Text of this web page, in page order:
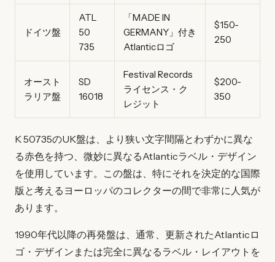
ドイツ盤
ATL
50
735
「MADE IN
GERMANY」付き
Atlanticロゴ
$150-
250
オースト
ラリア盤
SD
16018
Festival Records
ライセンス・ク
レジット
$200-
350
K 50735のUK盤は、より狭い文字間隔とわずかに異な
る赤色を持つ、微妙に異なるAtlanticラベル・デザイン
を使用しています。この盤は、特にそれを決定的な国際
版と考えるヨーロッパのコレクターの間で非常に人気が
あります。
1990年代以降の再発盤は、通常、更新されたAtlanticロ
ゴ・デザインまたは完全に異なるラベル・レイアウトを